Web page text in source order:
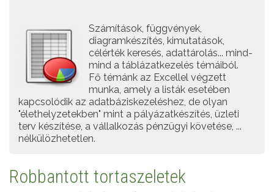
Számítások, függvények,
diagramkészítés, kimutatások,
célérték keresés, adattárolás... mind-
mind a táblázatkezelés témáiból.
Fő témánk az Excellel végzett
munka, amely a listák esetében
kapcsolódik az adatbáziskezeléshez, de olyan
"élethelyzetekben" mint a pályázatkészítés, üzleti
terv készítése, a vállalkozás pénzügyi követése, ...
nélkülözhetetlen.
Robbantott tortaszeletek